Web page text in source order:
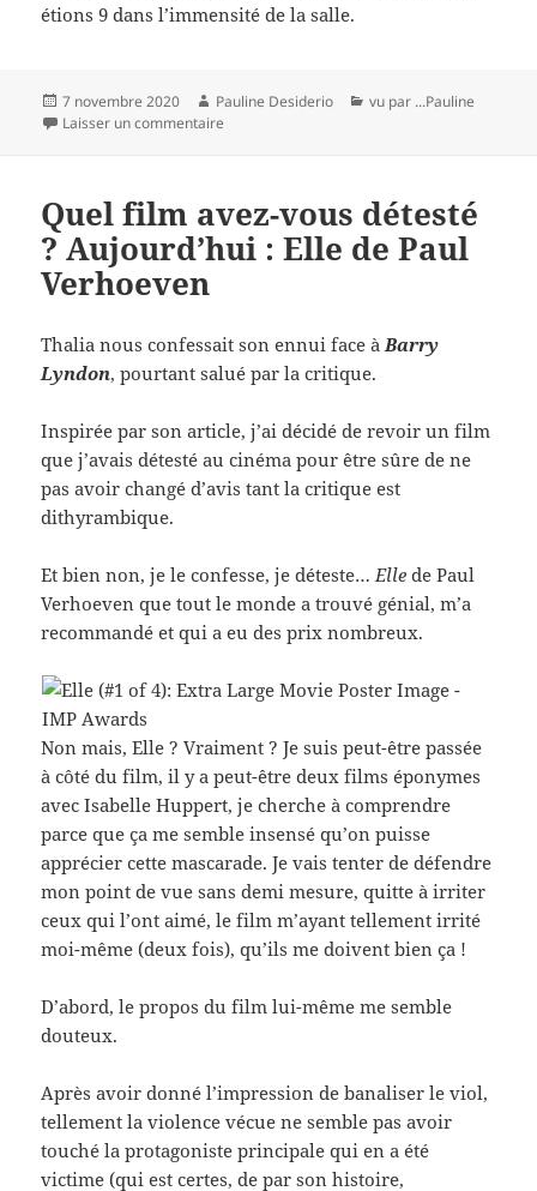
étions 9 dans l’immensité de la salle.
Publié
le
7 novembre 2020 Auteur
Pauline Desiderio Catégories
vu par ...Pauline
Laisser un commentaire
Quel film avez-vous détesté
? Aujourd’hui : Elle de Paul
Verhoeven
Thalia nous confessait son ennui face àBarry
Lyndon, pourtant salué par la critique.
Inspirée par son article, j’ai décidé de revoir un film
que j’avais détesté au cinéma pour être sûre de ne
pas avoir changé d’avis tant la critique est
dithyrambique.
Et bien non, je le confesse, je déteste…Elle de Paul
Verhoeven que tout le monde a trouvé génial, m’a
recommandé et qui a eu des prix nombreux.
Non mais, Elle ? Vraiment ? Je suis peut-être passée
à côté du film, il y a peut-être deux films éponymes
avec Isabelle Huppert, je cherche à comprendre
parce que ça me semble insensé qu’on puisse
apprécier cette mascarade. Je vais tenter de défendre
mon point de vue sans demi mesure, quitte à irriter
ceux qui l’ont aimé, le film m’ayant tellement irrité
moi-même (deux fois), qu’ils me doivent bien ça !
D’abord, le propos du film lui-même me semble
douteux.
Après avoir donné l’impression de banaliser le viol,
tellement la violence vécue ne semble pas avoir
touché la protagoniste principale qui en a été
victime (qui est certes, de par son histoire,